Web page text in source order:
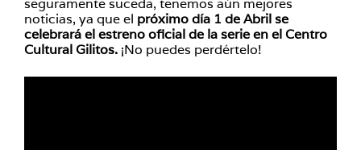
seguramente suceda, tenemos aún mejores
noticias, ya que el próximo día 1 de Abril se
celebrará el estreno oficial de la serie en el Centro
Cultural Gilitos. ¡No puedes perdértelo!